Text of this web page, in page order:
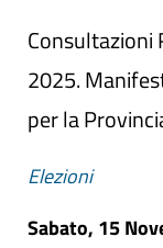
Consultazioni
2025.
per la
Elezioni
Sabato, 15